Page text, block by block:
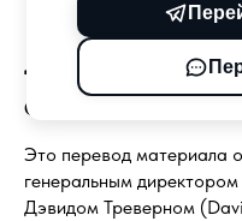
Какую
лучше
статьи от
Это перевод материала
генеральным
Дэвидом Треверном